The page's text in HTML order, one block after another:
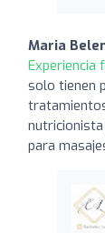
Maria
Experiencia
solo tienen
nutricionista
para